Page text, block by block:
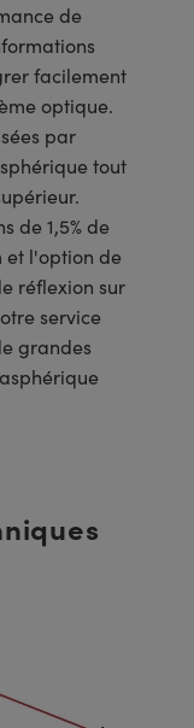
de
facilement
optique.
par
tout
de 1,5% de
et l'option de
réflexion sur
service
grandes